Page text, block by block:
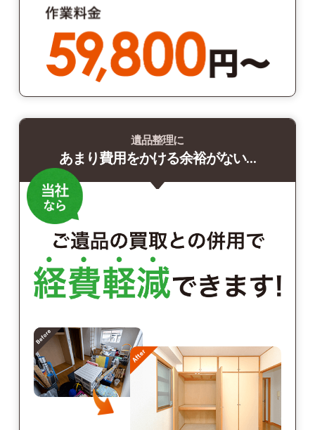
遺品整理に
あまり費用をかける余裕がない…